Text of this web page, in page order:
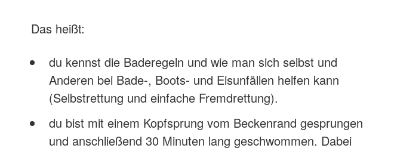
Das heißt:
du kennst die Baderegeln und wie man sich selbst und
Anderen bei Bade-, Boots- und Eisunfällen helfen kann
(Selbstrettung und einfache Fremdrettung).
du bist mit einem Kopfsprung vom Beckenrand gesprungen
und anschließend 30 Minuten lang geschwommen. Dabei